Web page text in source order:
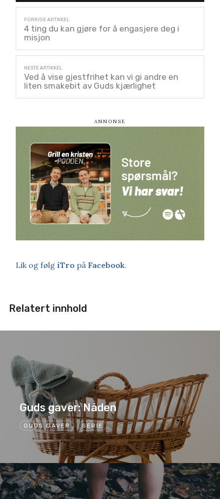
4 ting du kan gjøre for å engasjere deg i
misjon
Ved å vise gjestfrihet kan vi gi andre en
liten smakebit av Guds kjærlighet
Lik og følg iTro på Facebook.
Relatert innhold
GUDS GAVER SERIE
Guds gaver: Nåden